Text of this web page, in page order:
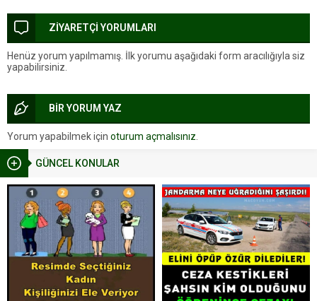
GÜNCEL KONULAR
ZİYARETÇİ YORUMLARI
Henüz yorum yapılmamış. İlk yorumu aşağıdaki form aracılığıyla siz
yapabilirsiniz.
BİR YORUM YAZ
Yorum yapabilmek için oturum açmalısınız.